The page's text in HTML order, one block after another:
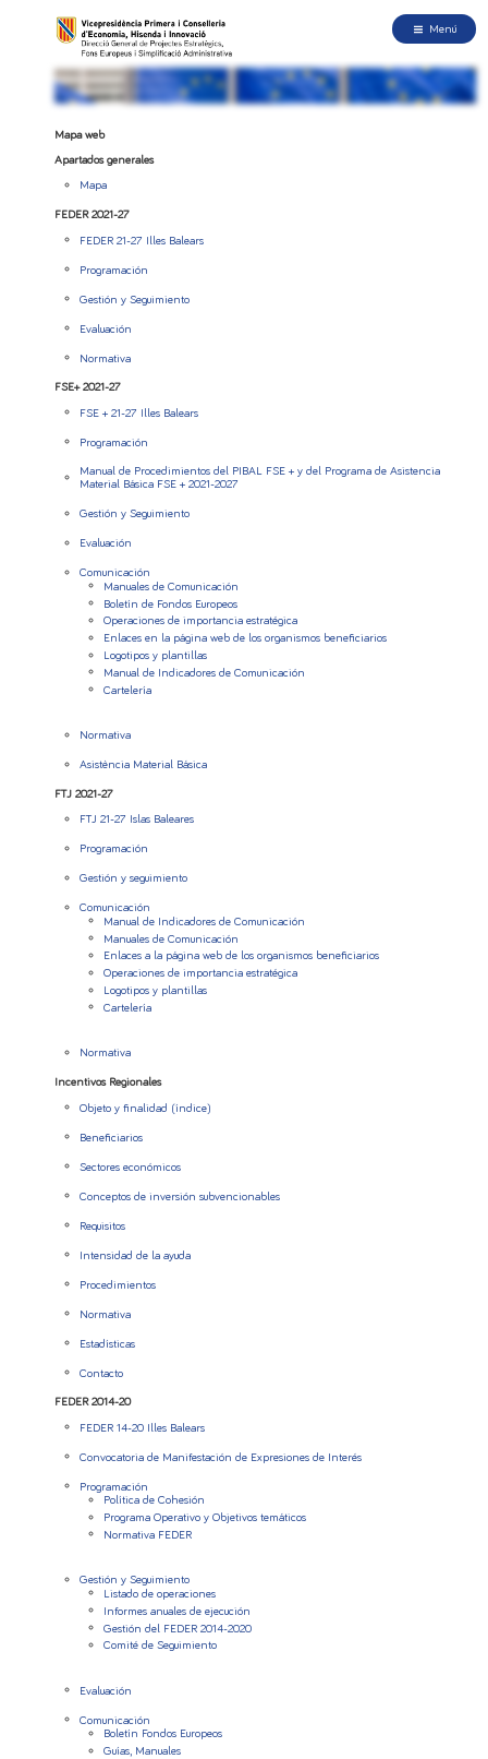
Menú
Mapa web
Apartados generales
Mapa
FEDER 2021-27
FEDER 21-27 Illes Balears
Programación
Gestión y Seguimiento
Evaluación
Normativa
FSE+ 2021-27
FSE + 21-27 Illes Balears
Programación
Manual de Procedimientos del PIBAL FSE + y del Programa de Asistencia
Material Básica FSE + 2021-2027
Gestión y Seguimiento
Evaluación
Comunicación
Manuales de Comunicación
Boletín de Fondos Europeos
Operaciones de importancia estratégica
Enlaces en la página web de los organismos beneficiarios
Logotipos y plantillas
Manual de Indicadores de Comunicación
Cartelería
Normativa
Asistència Material Básica
FTJ 2021-27
FTJ 21-27 Islas Baleares
Programación
Gestión y seguimiento
Comunicación
Manual de Indicadores de Comunicación
Manuales de Comunicación
Enlaces a la página web de los organismos beneficiarios
Operaciones de importancia estratégica
Logotipos y plantillas
Cartelería
Normativa
Incentivos Regionales
Objeto y finalidad (índice)
Beneficiarios
Sectores económicos
Conceptos de inversión subvencionables
Requisitos
Intensidad de la ayuda
Procedimientos
Normativa
Estadísticas
Contacto
FEDER 2014-20
FEDER 14-20 Illes Balears
Convocatoria de Manifestación de Expresiones de Interés
Programación
Política de Cohesión
Programa Operativo y Objetivos temáticos
Normativa FEDER
Gestión y Seguimiento
Listado de operaciones
Informes anuales de ejecución
Gestión del FEDER 2014-2020
Comité de Seguimiento
Evaluación
Comunicación
Boletín Fondos Europeos
Guías, Manuales